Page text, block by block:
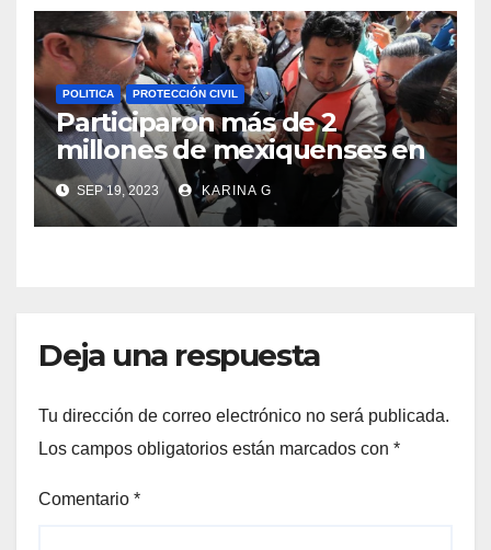
POLITICA PROTECCIÓN CIVIL
Participaron más de 2
millones de mexiquenses en
Segundo Simulacro Nacional
2023, destaca Delfina Gómez
SEP 19, 2023 KARINA G
Deja una respuesta
Tu dirección de correo electrónico no será publicada.
Los campos obligatorios están marcados con *
Comentario *